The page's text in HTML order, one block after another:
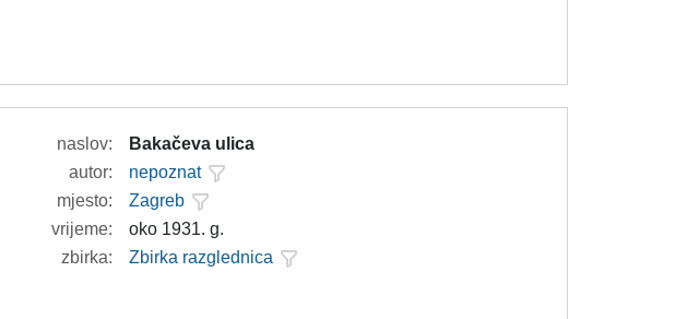
naslov:
Bakačeva ulica
autor:
nepoznat
mjesto:
Zagreb
vrijeme:
oko 1931. g.
zbirka:
Zbirka razglednica